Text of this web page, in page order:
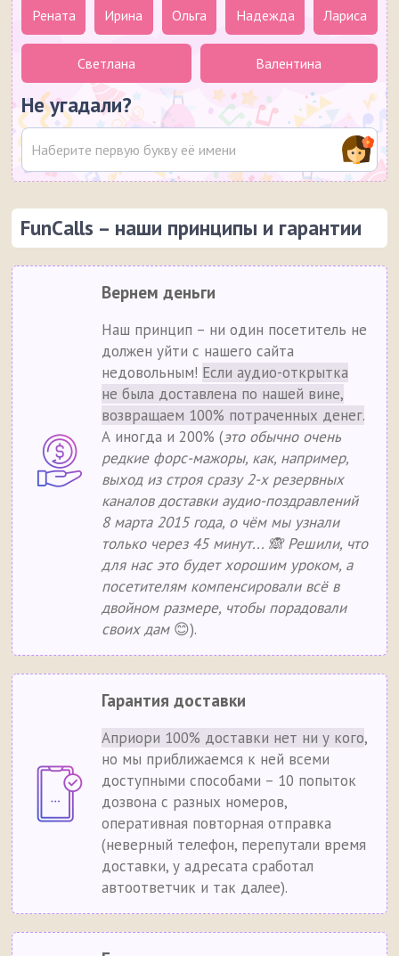
Рената Ирина Ольга Надежда Лариса
Светлана Валентина
Не угадали?
FunCalls – наши принципы и гарантии
Вернем деньги
Наш принцип – ни один посетитель не
должен уйти с нашего сайта
недовольным! Если аудио-открытка
не была доставлена по нашей вине,
возвращаем 100% потраченных денег.
А иногда и 200% (это обычно очень
редкие форс-мажоры, как, например,
выход из строя сразу 2-х резервных
каналов доставки аудио-поздравлений
8 марта 2015 года, о чём мы узнали
только через 45 минут... 🙈 Решили, что
для нас это будет хорошим уроком, а
посетителям компенсировали всё в
двойном размере, чтобы порадовали
своих дам😊).
Гарантия доставки
Априори 100% доставки нет ни у кого,
но мы приближаемся к ней всеми
доступными способами – 10 попыток
дозвона с разных номеров,
оперативная повторная отправка
(неверный телефон, перепутали время
доставки, у адресата сработал
автоответчик и так далее).